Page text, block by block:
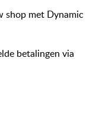
shop met Dynamic
betalingen via